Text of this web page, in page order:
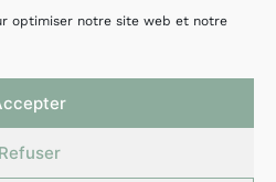
optimiser notre site web et notre
Refuser